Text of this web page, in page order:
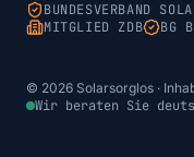
BUNDESVERBAND
MITGLIED ZDB
BG
© 2026 Solarsorglos ·
Wir beraten Sie